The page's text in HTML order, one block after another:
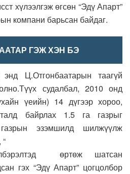
хүлээлгэж өгсөн “Эдү Апарт”
компани барьсан байдаг.
ГЭЖ ХЭН БЭ
таагүй
судалбал, 2010 онд
үеийн) 14 дүгээр хороо,
байрлах 1.5 га газрыг
эзэмшилд шилжүүлж
өртөж шатсан
гэх “Эдү Апарт” цогцолбор